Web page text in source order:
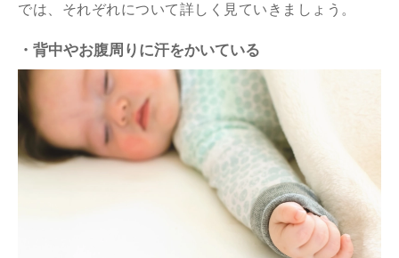
では、それぞれについて詳しく見ていきましょう。
・背中やお腹周りに汗をかいている